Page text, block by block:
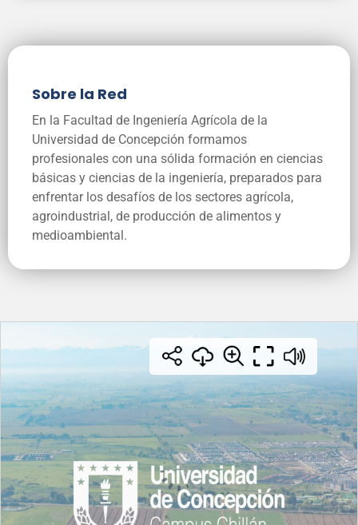
Sobre la Red
En la Facultad de Ingeniería Agrícola de la
Universidad de Concepción formamos
profesionales con una sólida formación en ciencias
básicas y ciencias de la ingeniería, preparados para
enfrentar los desafíos de los sectores agrícola,
agroindustrial, de producción de alimentos y
medioambiental.